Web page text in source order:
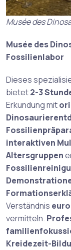
Musée des
Musée des
Fossilienlabor
Dieses
bietet2-3
Erkundung mit
interaktiven
Altersgruppen
Verständnis
vermitteln.
Kreidezeit-